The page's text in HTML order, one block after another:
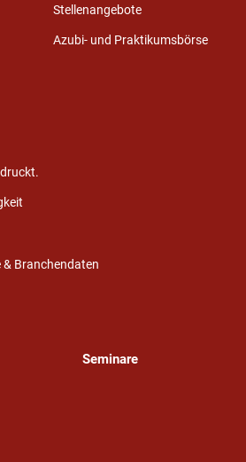
Stellenangebote
Azubi- und Praktikumsbörse
Branchendaten
Seminare